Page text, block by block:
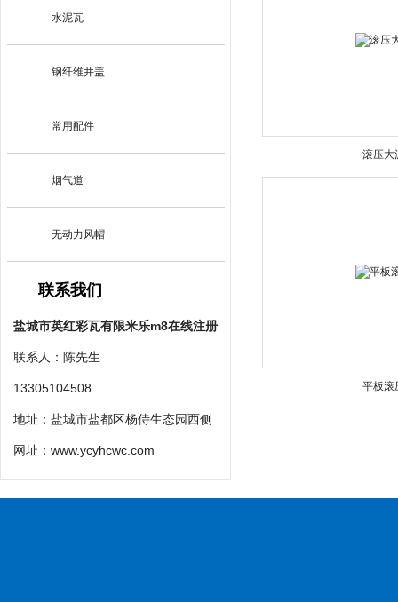
水泥瓦
钢纤维井盖
常用配件
烟气道
无动力风帽
联系我们
盐城市英红彩瓦有限米乐m8在线注册
联系人：陈先生
13305104508
地址：盐城市盐都区杨侍生态园西侧
网址： www.ycyhcwc.com
滚压大
平板滚